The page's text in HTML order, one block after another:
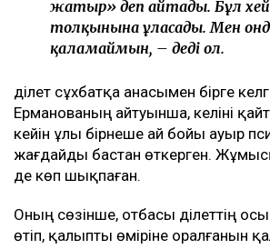
мәртебесінен бас тартпайтынын
– Иә, мен осы мәртебеде
Барлық жерге өзім барып,
бастадым. Енді соңына
келеді. Қазақта «бастаған
сөз бар ғой. Егер ертең бас
отбасын құрды, енді бәрінен
толқынына ұласады. Мен
қаламаймын, – деді ол.